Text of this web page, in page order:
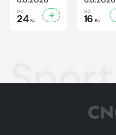
od
24Kč
od
16 Kč
Sport